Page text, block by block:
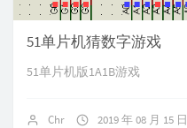
51单片机猜数字游戏
51单片机版1A1B游戏
Chr 2019 年 08 月 15 日